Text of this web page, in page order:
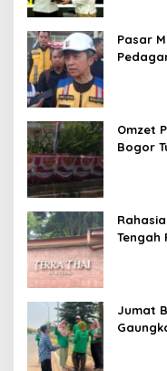
Pasar
Omzet
Bogor
Tengah
Jumat